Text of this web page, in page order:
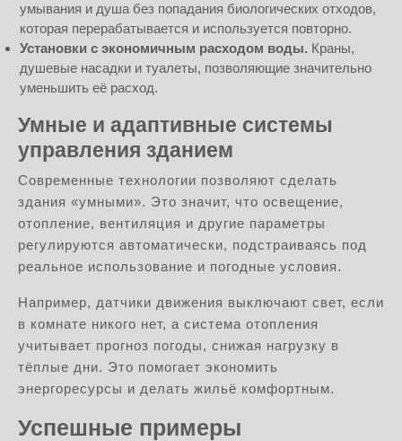
умывания и душа без попадания биологических отходов,
которая перерабатывается и используется повторно.
Установки с экономичным расходом воды. Краны,
душевые насадки и туалеты, позволяющие значительно
уменьшить её расход.
Умные и адаптивные системы
управления зданием
Современные технологии позволяют сделать
здания «умными». Это значит, что освещение,
отопление, вентиляция и другие параметры
регулируются автоматически, подстраиваясь под
реальное использование и погодные условия.
Например, датчики движения выключают свет, если
в комнате никого нет, а система отопления
учитывает прогноз погоды, снижая нагрузку в
тёплые дни. Это помогает экономить
энергоресурсы и делать жильё комфортным.
Успешные примеры